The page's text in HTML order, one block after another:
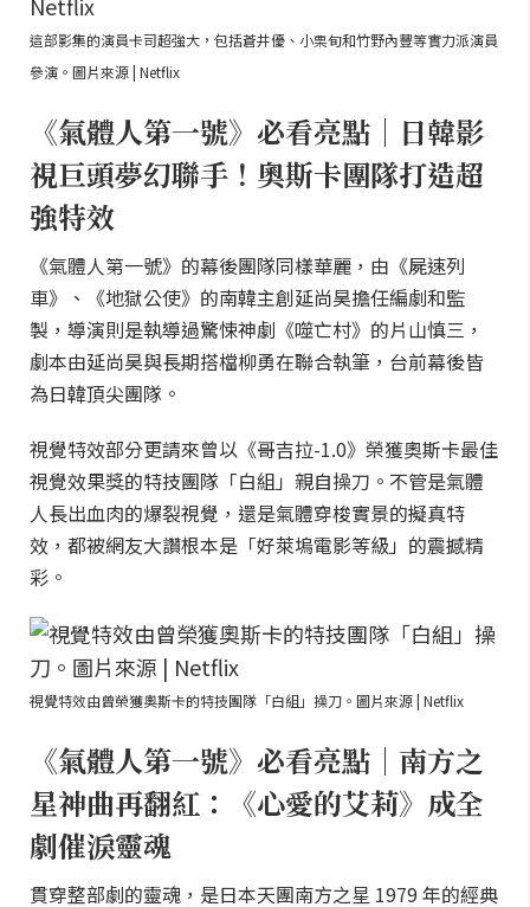
這部影集的演員卡司超強大，包括蒼井優、小栗旬和竹野內豐等實力派演員
參演。圖片來源 | Netflix
《氣體人第一號》必看亮點｜日韓影
視巨頭夢幻聯手！奧斯卡團隊打造超
強特效
《氣體人第一號》的幕後團隊同樣華麗，由《屍速列
車》、《地獄公使》的南韓主創延尚昊擔任編劇和監
製，導演則是執導過驚悚神劇《噬亡村》的片山慎三，
劇本由延尚昊與長期搭檔柳勇在聯合執筆，台前幕後皆
為日韓頂尖團隊。
視覺特效部分更請來曾以《哥吉拉-1.0》榮獲奧斯卡最佳
視覺效果獎的特技團隊「白組」親自操刀。不管是氣體
人長出血肉的爆裂視覺，還是氣體穿梭實景的擬真特
效，都被網友大讚根本是「好萊塢電影等級」的震撼精
彩。
視覺特效由曾榮獲奧斯卡的特技團隊「白組」操刀。圖片來源 | Netflix
《氣體人第一號》必看亮點｜南方之
星神曲再翻紅：《心愛的艾莉》成全
劇催淚靈魂
貫穿整部劇的靈魂，是日本天團南方之星 1979 年的經典